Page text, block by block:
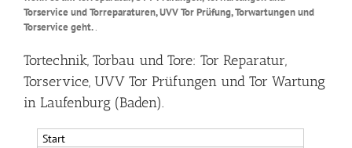
Torservice und Torreparaturen, UVV Tor Prüfung, Torwartungen und
Torservice geht..
Tortechnik, Torbau und Tore: Tor Reparatur,
Torservice, UVV Tor Prüfungen und Tor Wartung
in Laufenburg (Baden).
Start